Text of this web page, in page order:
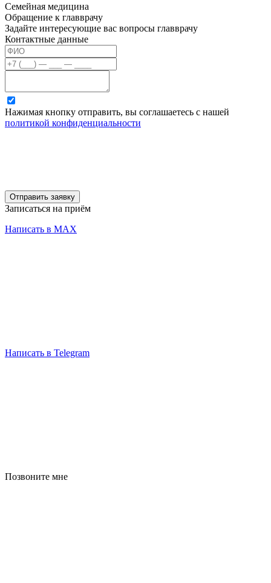
Семейная медицина
Обращение к главврачу
Задайте интересующие вас вопросы главврачу
Контактные данные
Нажимая кнопку отправить, вы соглашаетесь с нашей
политикой конфиденциальности
Отправить заявку
Записаться на приём
Написать в MAX
Написать в Telegram
Позвоните мне